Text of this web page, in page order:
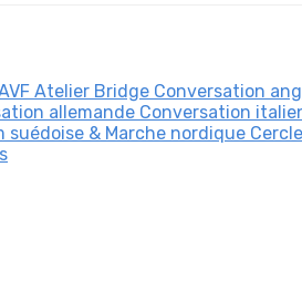
Atelier Bridge Conversation
allemande Conversation
suédoise & Marche nordique